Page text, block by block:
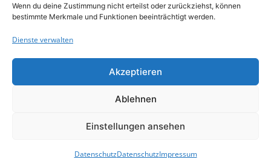
Wenn du deine Zustimmung nicht erteilst oder zurückziehst, können
bestimmte Merkmale und Funktionen beeinträchtigt werden.
Dienste verwalten
Akzeptieren
Ablehnen
Einstellungen ansehen
DatenschutzDatenschutzImpressum
einfach mehr Radio
Freizeit
+49 (0) 80 41-7 99
44 0
© 2026 All Rights Reserved.